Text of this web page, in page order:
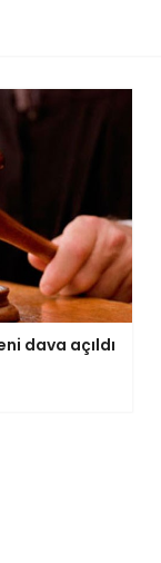
dava açıldı